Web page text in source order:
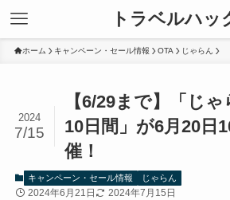
トラベルハッ
ホーム キャンペーン・セール情報 OTA じゃらん
【6/29まで】「じ
10日間」が6月20日
催！
2024
7/15
キャンペーン・セール情報 じゃらん
2024年6月21日 2024年7月15日